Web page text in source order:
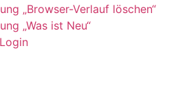
„Browser-Verlauf löschen“
„Was ist Neu“